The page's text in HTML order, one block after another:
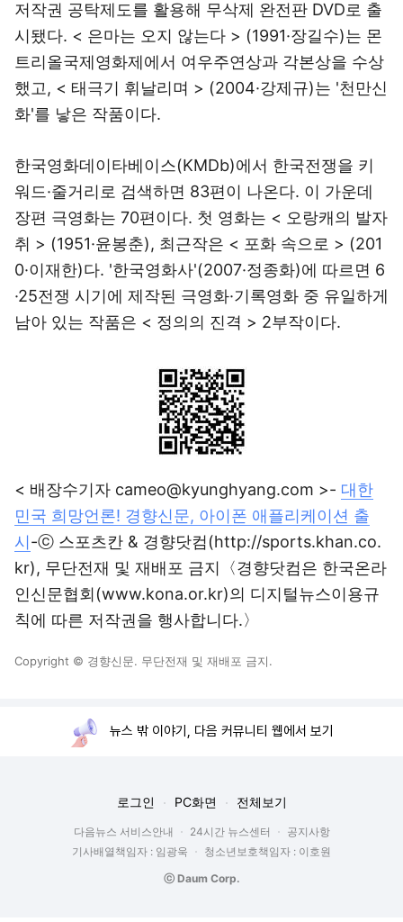
저작권 공탁제도를 활용해 무삭제 완전판 DVD로 출
시됐다. < 은마는 오지 않는다 > (1991·장길수)는 몬
트리올국제영화제에서 여우주연상과 각본상을 수상
했고, < 태극기 휘날리며 > (2004·강제규)는 '천만신
화'를 낳은 작품이다.
한국영화데이타베이스(KMDb)에서 한국전쟁을 키
워드·줄거리로 검색하면 83편이 나온다. 이 가운데
장편 극영화는 70편이다. 첫 영화는 < 오랑캐의 발자
취 > (1951·윤봉춘), 최근작은 < 포화 속으로 > (201
0·이재한)다. '한국영화사'(2007·정종화)에 따르면 6
·25전쟁 시기에 제작된 극영화·기록영화 중 유일하게
남아 있는 작품은 < 정의의 진격 > 2부작이다.
< 배장수기자 cameo@kyunghyang.com >- 대한
민국 희망언론! 경향신문, 아이폰 애플리케이션 출
시-ⓒ 스포츠칸 & 경향닷컴(http://sports.khan.co.
kr), 무단전재 및 재배포 금지〈경향닷컴은 한국온라
인신문협회(www.kona.or.kr)의 디지털뉴스이용규
칙에 따른 저작권을 행사합니다.〉
Copyright © 경향신문. 무단전재 및 재배포 금지.
뉴스 밖 이야기, 다음 커뮤니티 웹에서 보기
로그인 PC화면 전체보기
다음뉴스 서비스안내 24시간 뉴스센터
공지사항
기사배열책임자 : 임광욱
청소년보호책임자 : 이호원
ⓒ Daum Corp.